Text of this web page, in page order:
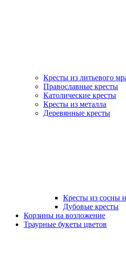
Кресты из литьевого
Православные кресты
Католические кресты
Кресты из металла
Деревянные кресты
Кресты из сосны
Дубовые кресты
Корзины на возложение
Траурные букеты цветов